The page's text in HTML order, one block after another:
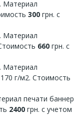
Материал
300 грн. с
Материал
660 грн. с
Материал
г/м2. Стоимость
печати баннер
2400 грн. с учетом